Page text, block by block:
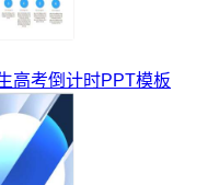
高考倒计时PPT模板